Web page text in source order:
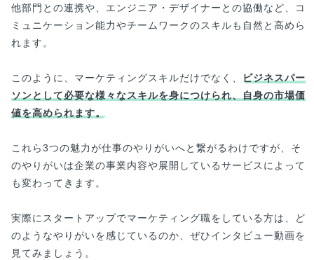
他部門との連携や、エンジニア・デザイナーとの協働など、コ
ミュニケーション能力やチームワークのスキルも自然と高めら
れます。
このように、マーケティングスキルだけでなく、 ビジネスパー
ソンとして必要な様々なスキルを身につけられ、自身の市場価
値を高められます。
これら3つの魅力が仕事のやりがいへと繋がるわけですが、そ
のやりがいは企業の事業内容や展開しているサービスによって
も変わってきます。
実際にスタートアップでマーケティング職をしている方は、ど
のようなやりがいを感じているのか、ぜひインタビュー動画を
見てみましょう。